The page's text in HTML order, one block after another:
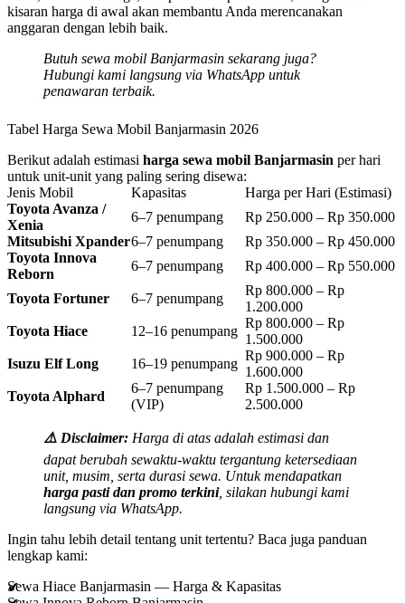
kisaran harga di awal akan membantu Anda merencanakan
anggaran dengan lebih baik.
Butuh sewa mobil Banjarmasin sekarang juga?
Hubungi kami langsung via WhatsApp untuk
penawaran terbaik.
Tabel Harga Sewa Mobil Banjarmasin 2026
Berikut adalah estimasi harga sewa mobil Banjarmasin per hari
untuk unit-unit yang paling sering disewa:
Jenis Mobil
Kapasitas
Harga per Hari (Estimasi)
Toyota Avanza /
Xenia
6–7 penumpang
Rp 250.000 – Rp 350.000
Mitsubishi Xpander6–7 penumpang
Rp 350.000 – Rp 450.000
Toyota Innova
Reborn
6–7 penumpang Rp 400.000 – Rp 550.000
Toyota Fortuner 6–7 penumpang
Rp 800.000 – Rp
1.200.000
Toyota Hiace
12–16 penumpang
Rp 800.000 – Rp
1.500.000
Isuzu Elf Long
16–19 penumpang
Rp 900.000 – Rp
1.600.000
Toyota Alphard
6–7 penumpang
(VIP)
Rp 1.500.000 – Rp
2.500.000
⚠️ Disclaimer: Harga di atas adalah estimasi dan
dapat berubah sewaktu-waktu tergantung ketersediaan
unit, musim, serta durasi sewa. Untuk mendapatkan
harga pasti dan promo terkini, silakan hubungi kami
langsung via WhatsApp.
Ingin tahu lebih detail tentang unit tertentu? Baca juga panduan
lengkap kami:
Sewa Hiace Banjarmasin — Harga & Kapasitas